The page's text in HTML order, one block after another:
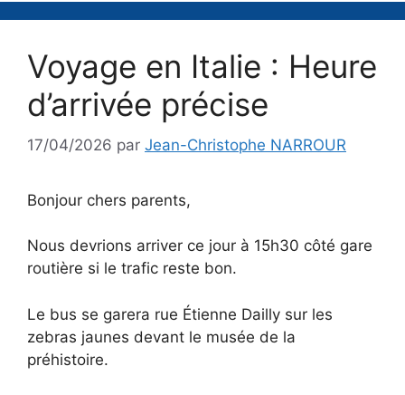
Voyage en Italie : Heure
d’arrivée précise
17/04/2026 par Jean-Christophe NARROUR
Bonjour chers parents,
Nous devrions arriver ce jour à 15h30 côté gare
routière si le trafic reste bon.
Le bus se garera rue Étienne Dailly sur les
zebras jaunes devant le musée de la
préhistoire.